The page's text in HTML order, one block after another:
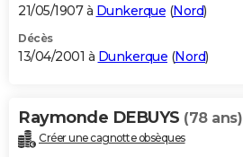
21/05/1907 à Dunkerque (Nord)
Décès
13/04/2001 à Dunkerque (Nord)
Raymonde DEBUYS (78 ans)
Créer une cagnotte obsèques